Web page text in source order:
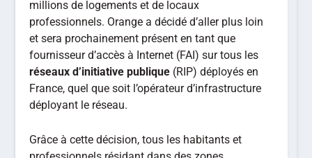
millions de logements et de locaux
professionnels. Orange a décidé d’aller plus loin
et sera prochainement présent en tant que
fournisseur d’accès à Internet (FAI) sur tous les
réseaux d’initiative publique (RIP) déployés en
France, quel que soit l’opérateur d’infrastructure
déployant le réseau.
Grâce à cette décision, tous les habitants et